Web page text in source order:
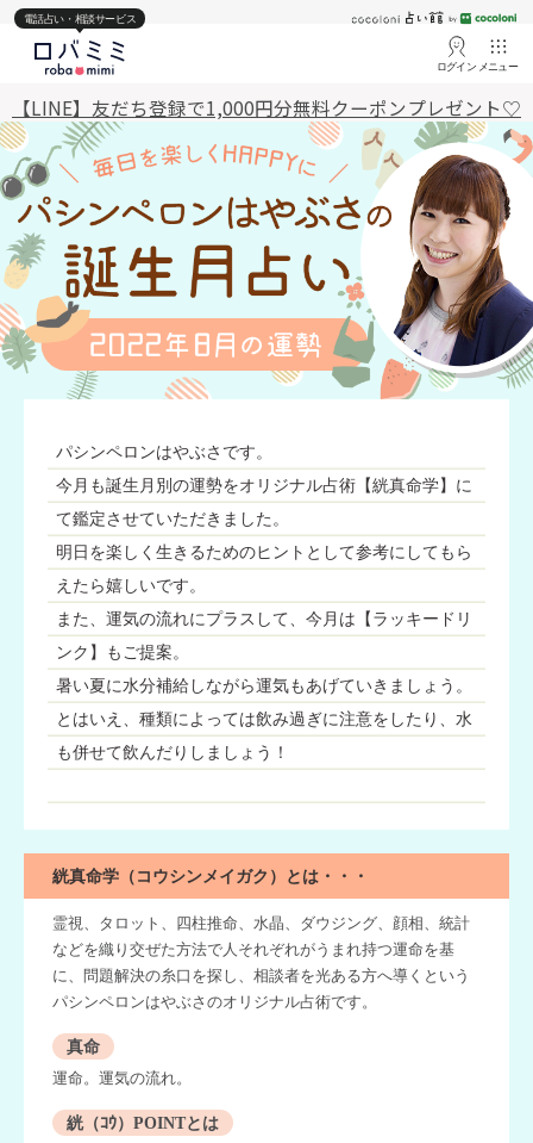
電話占い・相談サービス
ログイン メニュー
【LINE】友だち登録で1,000円分無料クーポンプレゼント♡
パシンペロンはやぶさです。
今月も誕生月別の運勢をオリジナル占術【絖真命学】に
て鑑定させていただきました。
明日を楽しく生きるためのヒントとして参考にしてもら
えたら嬉しいです。
また、運気の流れにプラスして、今月は【ラッキードリ
ンク】もご提案。
暑い夏に水分補給しながら運気もあげていきましょう。
とはいえ、種類によっては飲み過ぎに注意をしたり、水
も併せて飲んだりしましょう！
絖真命学（コウシンメイガク）とは・・・
霊視、タロット、四柱推命、水晶、ダウジング、顔相、統計
などを織り交ぜた方法で人それぞれがうまれ持つ運命を基
に、問題解決の糸口を探し、相談者を光ある方へ導くという
パシンペロンはやぶさのオリジナル占術です。
真命
運命。運気の流れ。
絖（ｺｳ）POINTとは